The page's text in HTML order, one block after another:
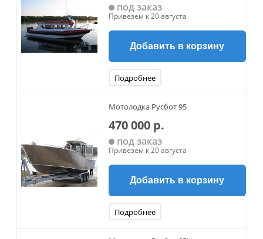
под заказ
Привезем к 20 августа
Добавить в корзину
Подробнее
Мотолодка Русбот 95
470 000 р.
под заказ
Привезем к 20 августа
Добавить в корзину
Подробнее